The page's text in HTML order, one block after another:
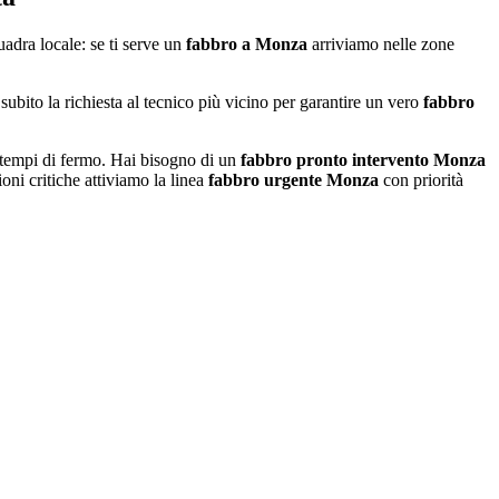
locale: se ti serve un fabbro a Monza arriviamo nelle zone
la richiesta al tecnico più vicino per garantire un vero fabbro
di fermo. Hai bisogno di un fabbro pronto intervento Monza
critiche attiviamo la linea fabbro urgente Monza con priorità